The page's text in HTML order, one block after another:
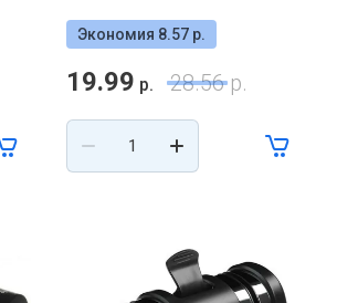
Экономия 8.57 р.
19.99 р. 28.56р.